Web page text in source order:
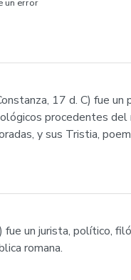
un error
17 d. C) fue un
procedentes
y sus Tristia,
un jurista, político,
romana.